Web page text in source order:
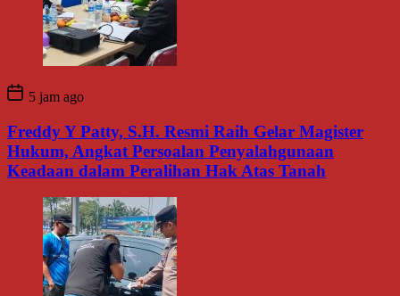
5 jam ago
Freddy Y Patty, S.H. Resmi Raih Gelar Magister
Hukum, Angkat Persoalan Penyalahgunaan
Keadaan dalam Peralihan Hak Atas Tanah